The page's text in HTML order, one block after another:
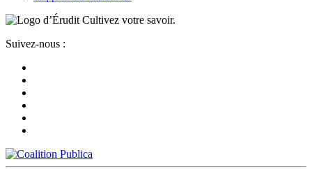
Cultivez votre savoir.
Suivez-nous :